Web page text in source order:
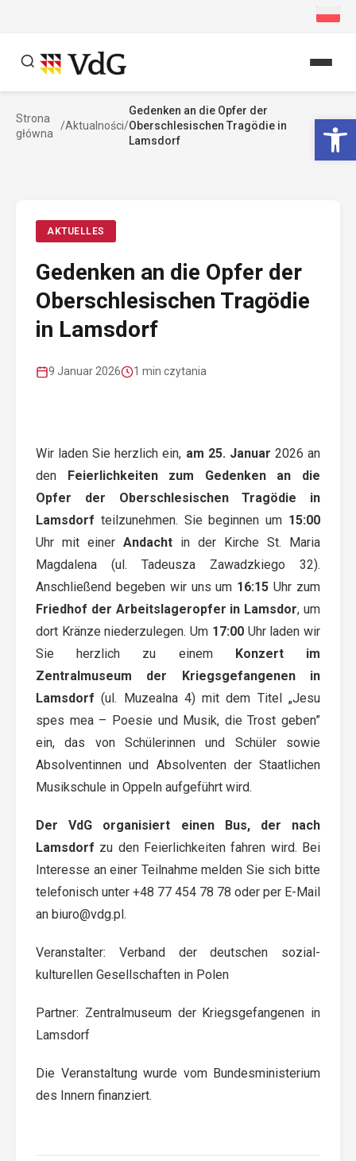
Szukaj
Strona
główna
/Aktualności/
Gedenken an die Opfer der
Oberschlesischen Tragödie in
Lamsdorf
AKTUELLES
Gedenken an die Opfer der
Oberschlesischen Tragödie
in Lamsdorf
9 Januar 2026 1 min czytania
Wir laden Sie herzlich ein, am 25. Januar 2026 an
den Feierlichkeiten zum Gedenken an die
Opfer der Oberschlesischen Tragödie in
Lamsdorf teilzunehmen. Sie beginnen um 15:00
Uhr mit einer Andacht in der Kirche St. Maria
Magdalena (ul. Tadeusza Zawadzkiego 32).
Anschließend begeben wir uns um 16:15 Uhr zum
Friedhof der Arbeitslageropfer in Lamsdor, um
dort Kränze niederzulegen. Um 17:00Uhr laden wir
Sie herzlich zu einem Konzert im
Zentralmuseum der Kriegsgefangenen in
Lamsdorf (ul. Muzealna 4) mit dem Titel „Jesu
spes mea – Poesie und Musik, die Trost geben”
ein, das von Schülerinnen und Schüler sowie
Absolventinnen und Absolventen der Staatlichen
Musikschule in Oppeln aufgeführt wird.
Der VdG organisiert einen Bus, der nach
Lamsdorf zu den Feierlichkeiten fahren wird. Bei
Interesse an einer Teilnahme melden Sie sich bitte
telefonisch unter +48 77 454 78 78 oder per E-Mail
an biuro@vdg.pl.
Veranstalter: Verband der deutschen sozial-
kulturellen Gesellschaften in Polen
Partner: Zentralmuseum der Kriegsgefangenen in
Lamsdorf
Die Veranstaltung wurde vom Bundesministerium
des Innern finanziert.